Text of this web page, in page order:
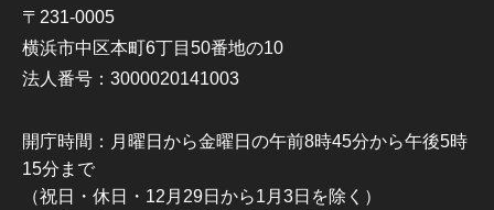
〒231-0005
横浜市中区本町6丁目50番地の10
法人番号：3000020141003
開庁時間：月曜日から金曜日の午前8時45分から午後5時
15分まで
（祝日・休日・12月29日から1月3日を除く）